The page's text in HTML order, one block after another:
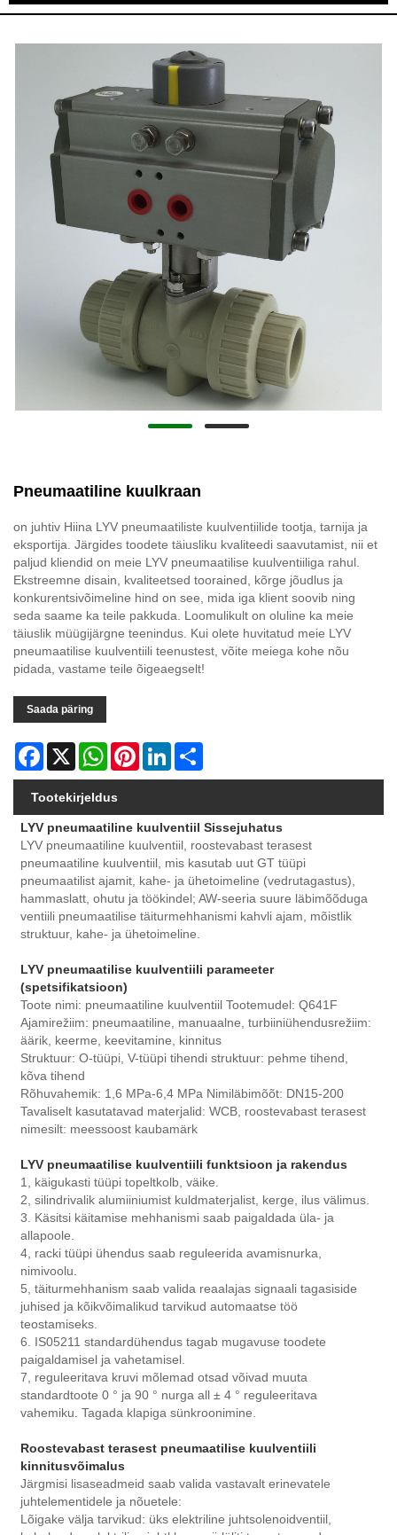
Pneumaatiline kuulkraan
on juhtiv Hiina LYV pneumaatiliste kuulventiilide tootja, tarnija ja
eksportija. Järgides toodete täiusliku kvaliteedi saavutamist, nii et
paljud kliendid on meie LYV pneumaatilise kuulventiiliga rahul.
Ekstreemne disain, kvaliteetsed toorained, kõrge jõudlus ja
konkurentsivõimeline hind on see, mida iga klient soovib ning
seda saame ka teile pakkuda. Loomulikult on oluline ka meie
täiuslik müügijärgne teenindus. Kui olete huvitatud meie LYV
pneumaatilise kuulventiili teenustest, võite meiega kohe nõu
pidada, vastame teile õigeaegselt!
Saada päring
Facebook
X WhatsAppPinterestLinkedIn
Tootekirjeldus
LYV pneumaatiline kuulventiil Sissejuhatus
LYV pneumaatiline kuulventiil, roostevabast terasest
pneumaatiline kuulventiil, mis kasutab uut GT tüüpi
pneumaatilist ajamit, kahe- ja ühetoimeline (vedrutagastus),
hammaslatt, ohutu ja töökindel; AW-seeria suure läbimõõduga
ventiili pneumaatilise täiturmehhanismi kahvli ajam, mõistlik
struktuur, kahe- ja ühetoimeline.
LYV pneumaatilise kuulventiili parameeter
(spetsifikatsioon)
Toote nimi: pneumaatiline kuulventiil Tootemudel: Q641F
Ajamirežiim: pneumaatiline, manuaalne, turbiiniühendusrežiim:
äärik, keerme, keevitamine, kinnitus
Struktuur: O-tüüpi, V-tüüpi tihendi struktuur: pehme tihend,
kõva tihend
Rõhuvahemik: 1,6 MPa-6,4 MPa Nimiläbimõõt: DN15-200
Tavaliselt kasutatavad materjalid: WCB, roostevabast terasest
nimesilt: meessoost kaubamärk
LYV pneumaatilise kuulventiili funktsioon ja rakendus
1, käigukasti tüüpi topeltkolb, väike.
2, silindrivalik alumiiniumist kuldmaterjalist, kerge, ilus välimus.
3. Käsitsi käitamise mehhanismi saab paigaldada üla- ja
allapoole.
4, racki tüüpi ühendus saab reguleerida avamisnurka,
nimivoolu.
5, täiturmehhanism saab valida reaalajas signaali tagasiside
juhised ja kõikvõimalikud tarvikud automaatse töö
teostamiseks.
6. IS05211 standardühendus tagab mugavuse toodete
paigaldamisel ja vahetamisel.
7, reguleeritava kruvi mõlemad otsad võivad muuta
standardtoote 0 ° ja 90 ° nurga all ± 4 ° reguleeritava
vahemiku. Tagada klapiga sünkroonimine.
Roostevabast terasest pneumaatilise kuulventiili
kinnitusvõimalus
Järgmisi lisaseadmeid saab valida vastavalt erinevatele
juhtelementidele ja nõuetele:
Lõigake välja tarvikud: üks elektriline juhtsolenoidventiil,